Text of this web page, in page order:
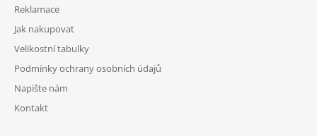
Reklamace
Jak nakupovat
Velikostní tabulky
Podmínky ochrany osobních údajů
Napište nám
Kontakt